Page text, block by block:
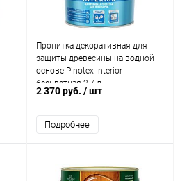
Пропитка декоративная для
защиты древесины на водной
основе Pinotex Interior
бесцветная 2,7 л.
2 370 руб. / шт
Подробнее